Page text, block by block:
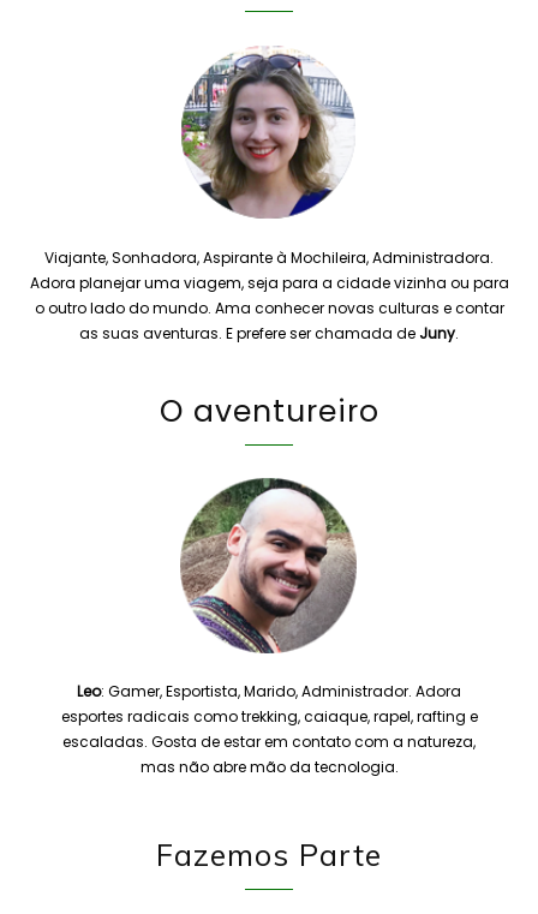
Viajante, Sonhadora, Aspirante à Mochileira, Administradora.
Adora planejar uma viagem, seja para a cidade vizinha ou para
o outro lado do mundo. Ama conhecer novas culturas e contar
as suas aventuras. E prefere ser chamada de Juny.
O aventureiro
Leo: Gamer, Esportista, Marido, Administrador. Adora
esportes radicais como trekking, caiaque, rapel, rafting e
escaladas. Gosta de estar em contato com a natureza,
mas não abre mão da tecnologia.
Fazemos Parte